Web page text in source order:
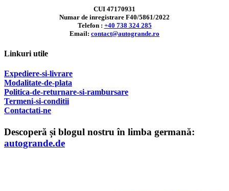
CUI 47170931
Numar de inregistrare F40/5861/2022
Telefon : +40 738 324 285
Email: contact@autogrande.ro
Linkuri utile
Expediere-si-livrare
Modalitate-de-plata
Politica-de-returnare-si-rambursare
Termeni-si-conditii
Contactati-ne
Descoperă și blogul nostru în limba germană:
autogrande.de